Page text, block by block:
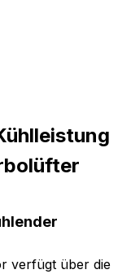
verfügt über die